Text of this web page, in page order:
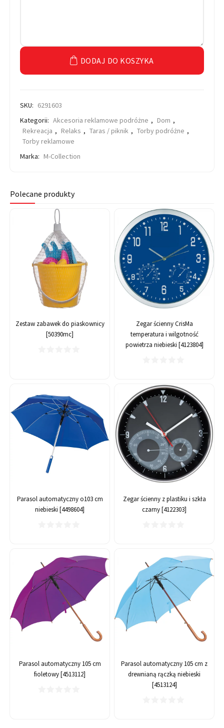
DODAJ DO KOSZYKA
SKU: 6291603
Kategorii: Akcesoria reklamowe podróżne , Dom ,
Rekreacja , Relaks , Taras / piknik , Torby podróżne ,
Torby reklamowe
Marka: M-Collection
Polecane produkty
Zestaw zabawek do piaskownicy
[50390mc]
Zegar ścienny CrisMa
temperatura i wilgotność
powietrza niebieski [4123804]
Parasol automatyczny o103 cm
niebieski [4498604]
Zegar ścienny z plastiku i szkła
czarny [4122303]
Parasol automatyczny 105 cm
fioletowy [4513112]
Parasol automatyczny 105 cm z
drewnianą rączką niebieski
[4513124]